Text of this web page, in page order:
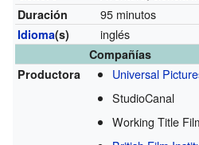
Duración 95 minutos
Idioma(s) inglés
Compañías
Productora
Universal
StudioCanal
Working Title